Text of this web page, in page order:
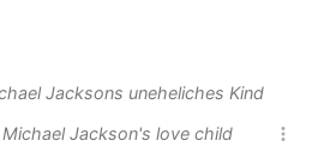
Jacksons uneheliches Kind

Jackson's love child